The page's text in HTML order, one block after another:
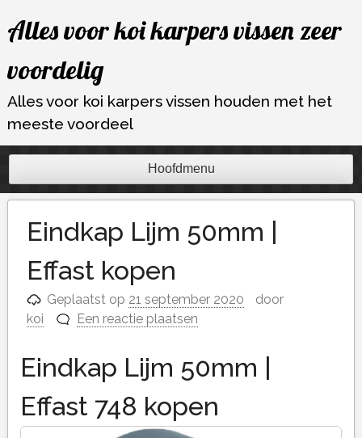
naar
inhoud
Alles voor koi karpers vissen zeer
voordelig
Alles voor koi karpers vissen houden met het
meeste voordeel
Hoofdmenu
Eindkap Lijm 50mm |
Effast kopen
Geplaatst op 21 september 2020
door
koi
Een reactie plaatsen
Eindkap Lijm 50mm |
Effast 748 kopen